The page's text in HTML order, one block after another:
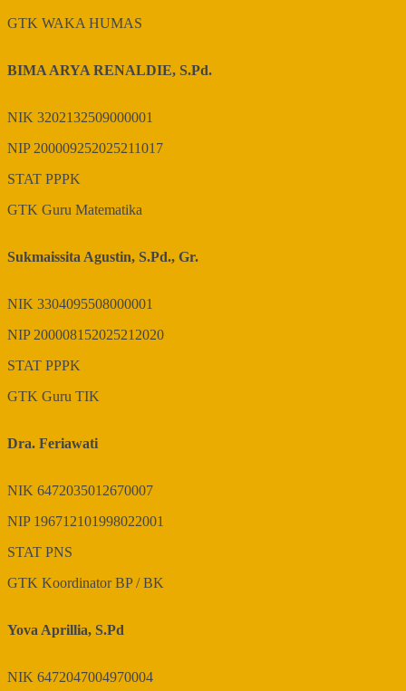
GTK WAKA HUMAS
BIMA ARYA RENALDIE, S.Pd.
NIK 3202132509000001
NIP200009252025211017
STAT PPPK
GTK Guru Matematika
Sukmaissita Agustin, S.Pd., Gr.
NIK 3304095508000001
NIP200008152025212020
STAT PPPK
GTK Guru TIK
Dra. Feriawati
NIK 6472035012670007
NIP 196712101998022001
STAT PNS
GTK Koordinator BP / BK
Yova Aprillia, S.Pd
NIK 6472047004970004